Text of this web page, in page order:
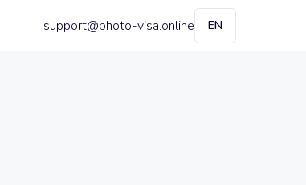
support@photo-visa.online EN